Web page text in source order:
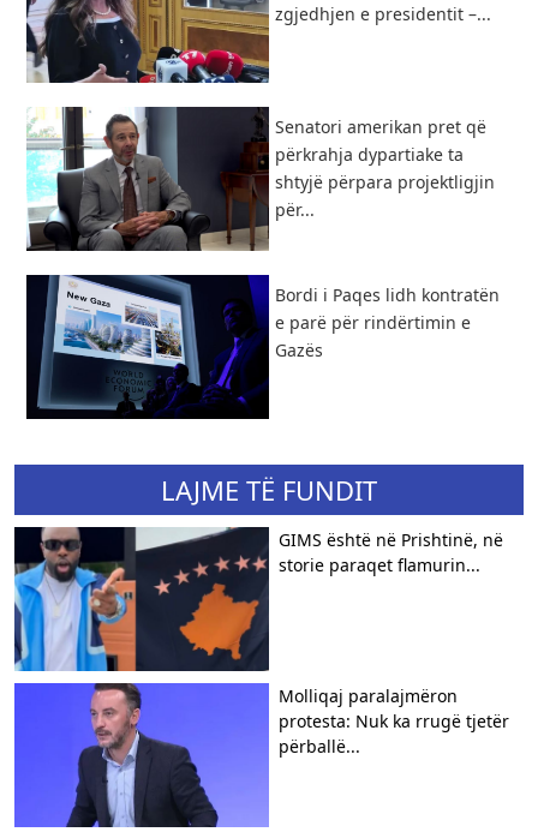
zgjedhjen e presidentit –...
Senatori amerikan pret që
përkrahja dypartiake ta
shtyjë përpara projektligjin
për...
Bordi i Paqes lidh kontratën
e parë për rindërtimin e
Gazës
LAJME TË FUNDIT
GIMS është në Prishtinë, në
storie paraqet flamurin...
Molliqaj paralajmëron
protesta: Nuk ka rrugë tjetër
përballë...